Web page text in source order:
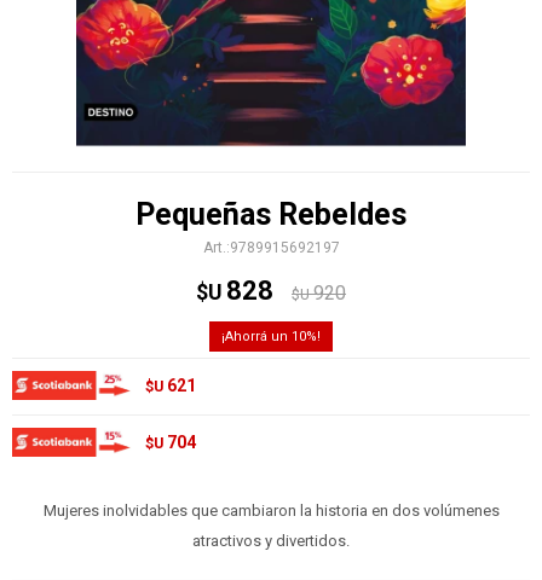
Pequeñas Rebeldes
9789915692197
$U 828 $U 920
10
$U 621
$U 704
Mujeres inolvidables que cambiaron la historia en dos volúmenes
atractivos y divertidos.